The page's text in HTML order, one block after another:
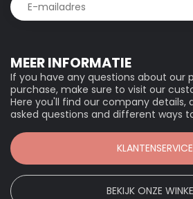
MEER INFORMATIE
If you have any questions about our
purchase, make sure to visit our
Here you'll find our company details,
asked questions and different ways
KLANTENSERVICE
BEKIJK ONZE